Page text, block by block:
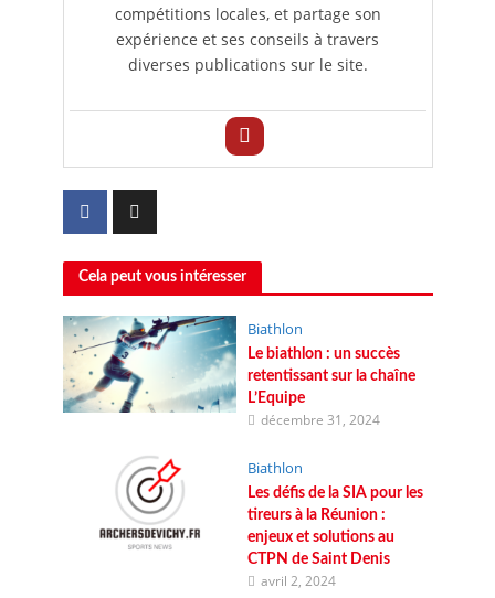
compétitions locales, et partage son
expérience et ses conseils à travers
diverses publications sur le site.
Cela peut vous intéresser
Biathlon
Le biathlon : un succès
retentissant sur la chaîne
L’Equipe
décembre 31, 2024
Biathlon
Les défis de la SIA pour les
tireurs à la Réunion :
enjeux et solutions au
CTPN de Saint Denis
avril 2, 2024